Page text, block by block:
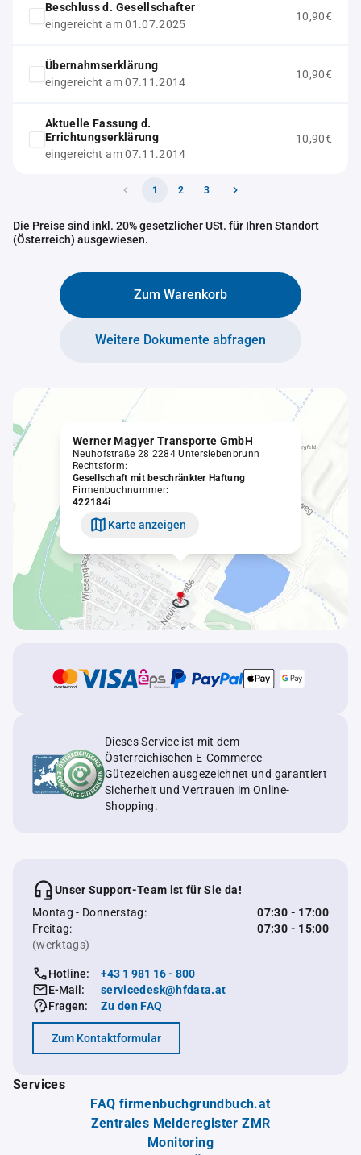
Beschluss d. Gesellschafter
eingereicht am 01.07.2025
10,90€
Übernahmserklärung
eingereicht am 07.11.2014
10,90€
Aktuelle Fassung d.
Errichtungserklärung
eingereicht am 07.11.2014
10,90€
1 2 3
Die Preise sind inkl. 20% gesetzlicher USt. für Ihren Standort
(Österreich) ausgewiesen.
Zum Warenkorb
Weitere Dokumente abfragen
Werner Magyer Transporte GmbH
Neuhofstraße 28 2284 Untersiebenbrunn
Rechtsform:
Gesellschaft mit beschränkter Haftung
Firmenbuchnummer:
422184i
Karte anzeigen
Dieses Service ist mit dem
Österreichischen E-Commerce-
Gütezeichen ausgezeichnet und garantiert
Sicherheit und Vertrauen im Online-
Shopping.
Unser Support-Team ist für Sie da!
Montag - Donnerstag:
07:30 - 17:00
Freitag:
07:30 - 15:00
(werktags)
Hotline:
+43 1 981 16 - 800
E-Mail:
servicedesk@hfdata.at
Fragen:
Zu den FAQ
Zum Kontaktformular
Services
FAQ firmenbuchgrundbuch.at
Zentrales Melderegister ZMR
Monitoring